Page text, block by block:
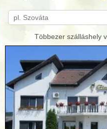
Többezer szálláshely